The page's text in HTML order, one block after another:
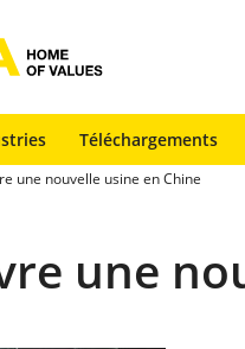
Téléchargements
une nouvelle usine en Chine
une